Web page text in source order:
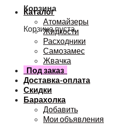
Корзина
Корзина пуста.
Каталог
Атомайзеры
Жидкости
Расходники
Самозамес
Жвачка
Под заказ
Доставка-оплата
Скидки
Барахолка
Добавить
Мои объявления